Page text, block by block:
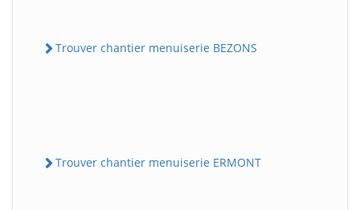
Trouver chantier menuiserie BEZONS
Trouver chantier menuiserie ERMONT